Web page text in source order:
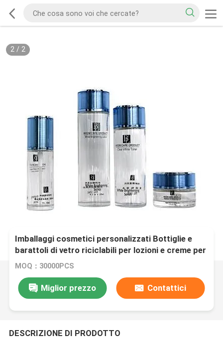
2/ 2
Imballaggi cosmetici personalizzati Bottiglie e
barattoli di vetro riciclabili per lozioni e creme per
il viso
MOQ：30000PCS
Miglior prezzo Contattici
DESCRIZIONE DI PRODOTTO